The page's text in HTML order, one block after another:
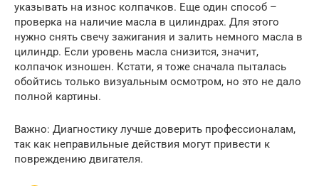
указывать на износ колпачков. Еще один способ –
проверка на наличие масла в цилиндрах. Для этого
нужно снять свечу зажигания и залить немного масла в
цилиндр. Если уровень масла снизится, значит,
колпачок изношен. Кстати, я тоже сначала пыталась
обойтись только визуальным осмотром, но это не дало
полной картины.
Важно: Диагностику лучше доверить профессионалам,
так как неправильные действия могут привести к
повреждению двигателя.